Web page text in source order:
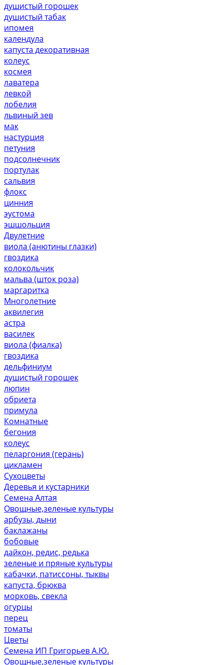
душистый горошек
душистый табак
ипомея
календула
капуста декоративная
колеус
космея
лаватера
левкой
лобелия
львиный зев
мак
настурция
петуния
подсолнечник
портулак
сальвия
флокс
цинния
эустома
эшшольция
Двулетние
виола (анютины глазки)
гвоздика
колокольчик
мальва (шток роза)
маргаритка
Многолетние
аквилегия
астра
василек
виола (фиалка)
гвоздика
дельфиниум
душистый горошек
люпин
обриета
примула
Комнатные
бегония
колеус
пеларгония (герань)
цикламен
Сухоцветы
Деревья и кустарники
Семена Алтая
Овощные,зеленые культуры
арбузы, дыни
баклажаны
бобовые
дайкон, редис, редька
зеленые и пряные культуры
кабачки, патиссоны, тыквы
капуста, брюква
морковь, свекла
огурцы
перец
томаты
Цветы
Семена ИП Григорьев А.Ю.
Овощные,зеленые культуры